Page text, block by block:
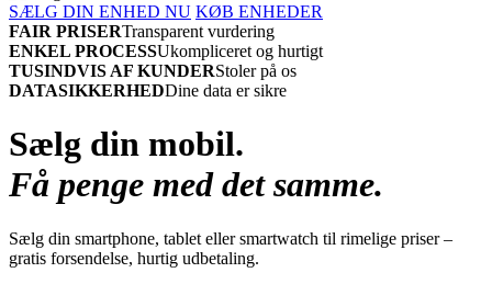
SÆLG DIN ENHED NU KØB ENHEDER
FAIR PRISERTransparent vurdering
ENKEL PROCESSUkompliceret og hurtigt
TUSINDVIS AF KUNDERStoler på os
DATASIKKERHEDDine data er sikre
Sælg din mobil.
Få penge med det samme.
Sælg din smartphone, tablet eller smartwatch til rimelige priser –
gratis forsendelse, hurtig udbetaling.